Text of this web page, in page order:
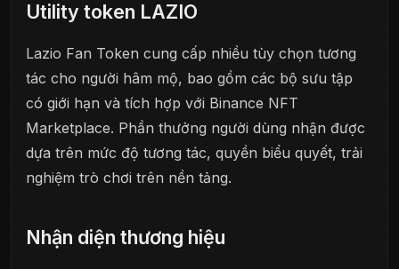
Utility token LAZIO
Lazio Fan Token cung cấp nhiều tùy chọn tương
tác cho người hâm mộ, bao gồm các bộ sưu tập
có giới hạn và tích hợp với Binance NFT
Marketplace. Phần thưởng người dùng nhận được
dựa trên mức độ tương tác, quyền biểu quyết, trải
nghiệm trò chơi trên nền tảng.
Nhận diện thương hiệu